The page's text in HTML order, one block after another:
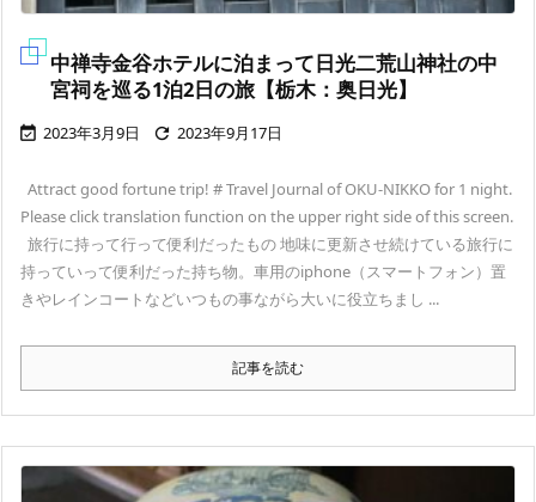
中禅寺金谷ホテルに泊まって日光二荒山神社の中
宮祠を巡る1泊2日の旅【栃木：奥日光】
 2023年3月9日  2023年9月17日
Attract good fortune trip! # Travel Journal of OKU-NIKKO for 1 night.
Please click translation function on the upper right side of this screen.
旅行に持って行って便利だったもの 地味に更新させ続けている旅行に
持っていって便利だった持ち物。車用のiphone（スマートフォン）置
きやレインコートなどいつもの事ながら大いに役立ちまし ...
記事を読む